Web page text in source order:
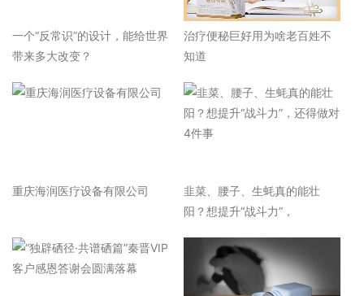
一个“反常识”的设计，能给世界
带来多大改变？
治疗便秘巨好用为啥老百姓不
知道
重庆海润医疗设备有限公司
韭菜、腰子、生蚝真的能壮
阳？想提升“战斗力”，